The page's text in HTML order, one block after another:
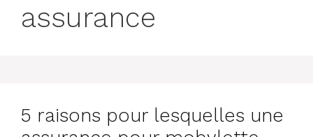
assurance
5 raisons pour lesquelles une